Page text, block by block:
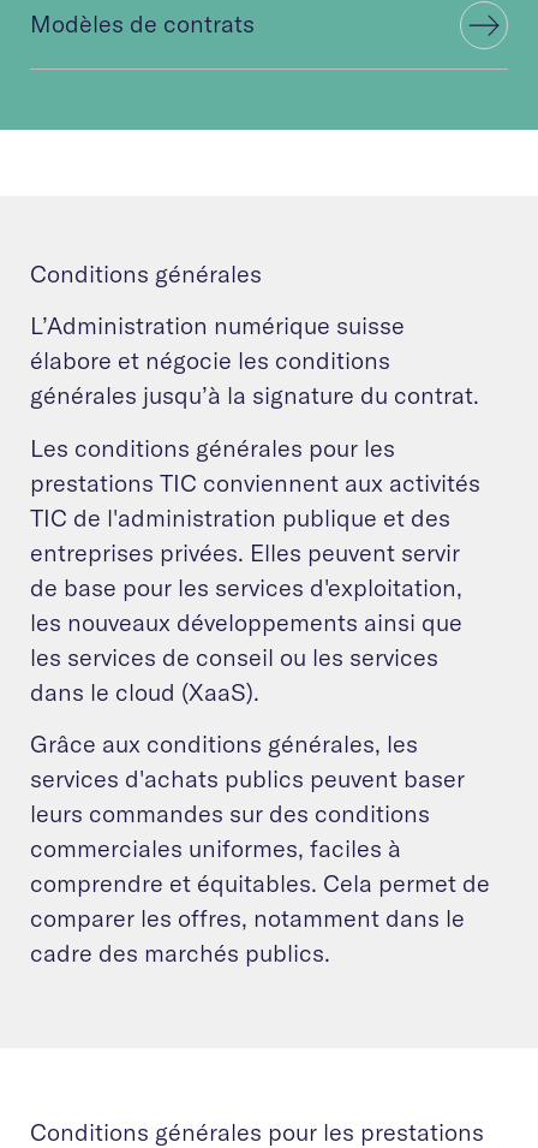
Modèles de contrats
Conditions générales
L’Administration numérique suisse
élabore et négocie les conditions
générales jusqu’à la signature du contrat.
Les conditions générales pour les
prestations TIC conviennent aux activités
TIC de l'administration publique et des
entreprises privées. Elles peuvent servir
de base pour les services d'exploitation,
les nouveaux développements ainsi que
les services de conseil ou les services
dans le cloud (XaaS).
Grâce aux conditions générales, les
services d'achats publics peuvent baser
leurs commandes sur des conditions
commerciales uniformes, faciles à
comprendre et équitables. Cela permet de
comparer les offres, notamment dans le
cadre des marchés publics.
Conditions générales pour les prestations